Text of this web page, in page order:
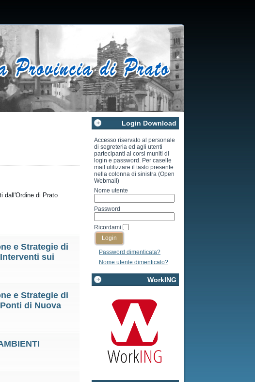
dall'Ordine di Prato
e Strategie di
sui
e Strategie di
di Nuova
Login Download
Accesso riservato al personale
di segreteria ed agli utenti
partecipanti ai corsi muniti di
login e password. Per caselle
mail utilizzare il tasto presente
nella colonna di sinistra (Open
Webmail)
Nome utente
Password
Ricordami
Password dimenticata?
Nome utente dimenticato?
WorkING